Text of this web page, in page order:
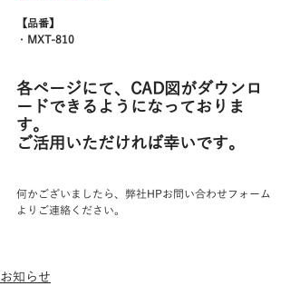
【品番】
・ MXT-810
各ページにて、CAD図がダウンロ
ードできるようになっておりま
す。
ご活用いただければ幸いです。
何かございましたら、弊社HPお問い合わせフォーム
よりご連絡ください。
お知らせ